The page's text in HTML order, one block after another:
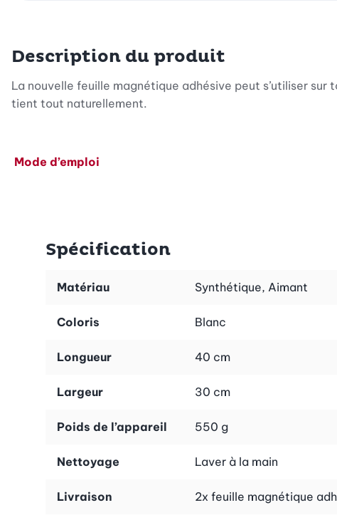
Description du produit
La nouvelle feuille magnétique adhésive peut s’utiliser
tient tout naturellement.
Mode d’emploi
Spécification
Matériau Synthétique, Aimant
Coloris Blanc
Longueur 40 cm
Largeur 30 cm
Poids de l’appareil 550 g
Nettoyage Laver à la main
Livraison 2x feuille magnétique